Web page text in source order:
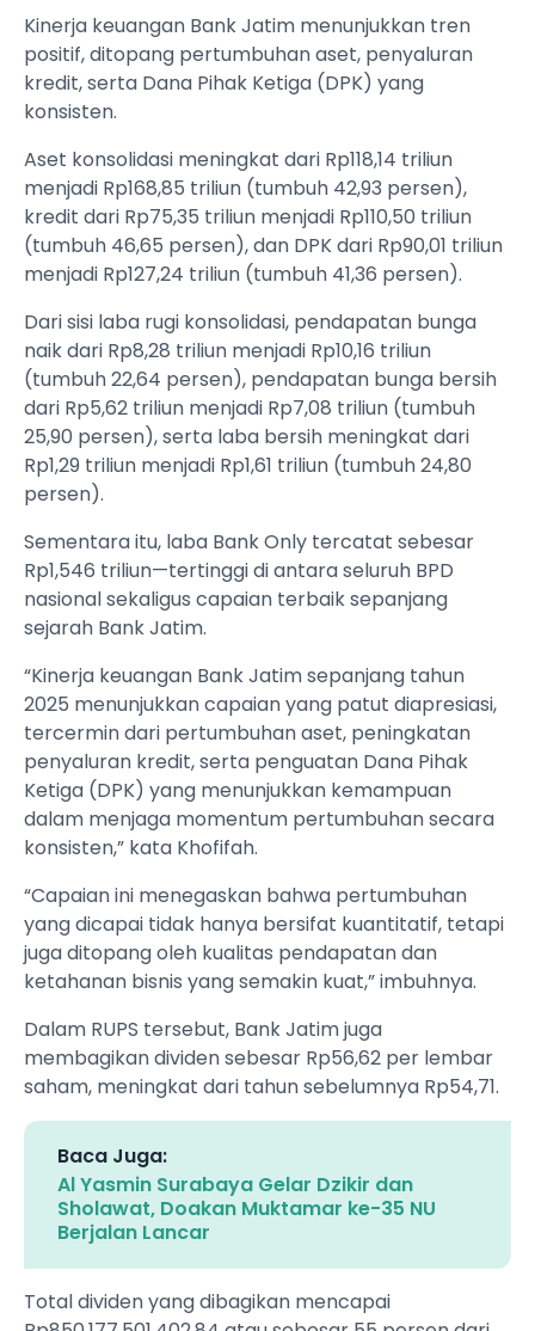
Kinerja keuangan Bank Jatim menunjukkan tren
positif, ditopang pertumbuhan aset, penyaluran
kredit, serta Dana Pihak Ketiga (DPK) yang
konsisten.
Aset konsolidasi meningkat dari Rp118,14 triliun
menjadi Rp168,85 triliun (tumbuh 42,93 persen),
kredit dari Rp75,35 triliun menjadi Rp110,50 triliun
(tumbuh 46,65 persen), dan DPK dari Rp90,01 triliun
menjadi Rp127,24 triliun (tumbuh 41,36 persen).
Dari sisi laba rugi konsolidasi, pendapatan bunga
naik dari Rp8,28 triliun menjadi Rp10,16 triliun
(tumbuh 22,64 persen), pendapatan bunga bersih
dari Rp5,62 triliun menjadi Rp7,08 triliun (tumbuh
25,90 persen), serta laba bersih meningkat dari
Rp1,29 triliun menjadi Rp1,61 triliun (tumbuh 24,80
persen).
Sementara itu, laba Bank Only tercatat sebesar
Rp1,546 triliun—tertinggi di antara seluruh BPD
nasional sekaligus capaian terbaik sepanjang
sejarah Bank Jatim.
“Kinerja keuangan Bank Jatim sepanjang tahun
2025 menunjukkan capaian yang patut diapresiasi,
tercermin dari pertumbuhan aset, peningkatan
penyaluran kredit, serta penguatan Dana Pihak
Ketiga (DPK) yang menunjukkan kemampuan
dalam menjaga momentum pertumbuhan secara
konsisten,” kata Khofifah.
“Capaian ini menegaskan bahwa pertumbuhan
yang dicapai tidak hanya bersifat kuantitatif, tetapi
juga ditopang oleh kualitas pendapatan dan
ketahanan bisnis yang semakin kuat,” imbuhnya.
Dalam RUPS tersebut, Bank Jatim juga
membagikan dividen sebesar Rp56,62 per lembar
saham, meningkat dari tahun sebelumnya Rp54,71.
Baca Juga:
Al Yasmin Surabaya Gelar Dzikir dan
Sholawat, Doakan Muktamar ke-35 NU
Berjalan Lancar
Total dividen yang dibagikan mencapai